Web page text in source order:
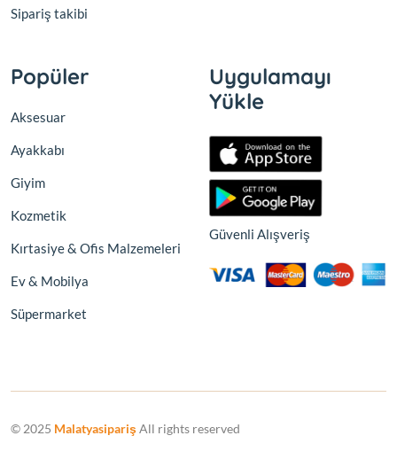
Sipariş takibi
Popüler
Aksesuar
Ayakkabı
Giyim
Kozmetik
Kırtasiye & Ofis Malzemeleri
Ev & Mobilya
Süpermarket
Uygulamayı
Yükle
Güvenli Alışveriş
© 2025 MalatyasiparişAll rights reserved